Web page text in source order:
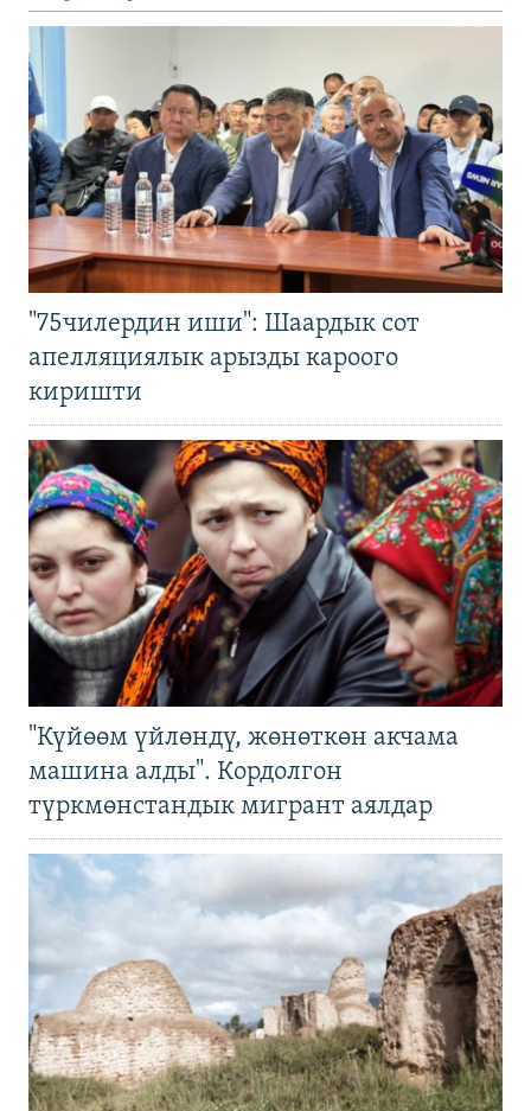
"75чилердин иши": Шаардык сот
апелляциялык арызды кароого
киришти
"Күйөөм үйлөндү, жөнөткөн акчама
машина алды". Кордолгон
түркмөнстандык мигрант аялдар